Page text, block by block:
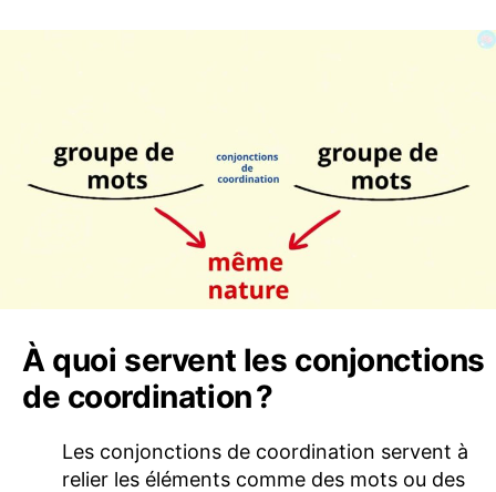
À quoi servent les conjonctions
de coordination ?
Les conjonctions de coordination servent à
relier les éléments comme des mots ou des